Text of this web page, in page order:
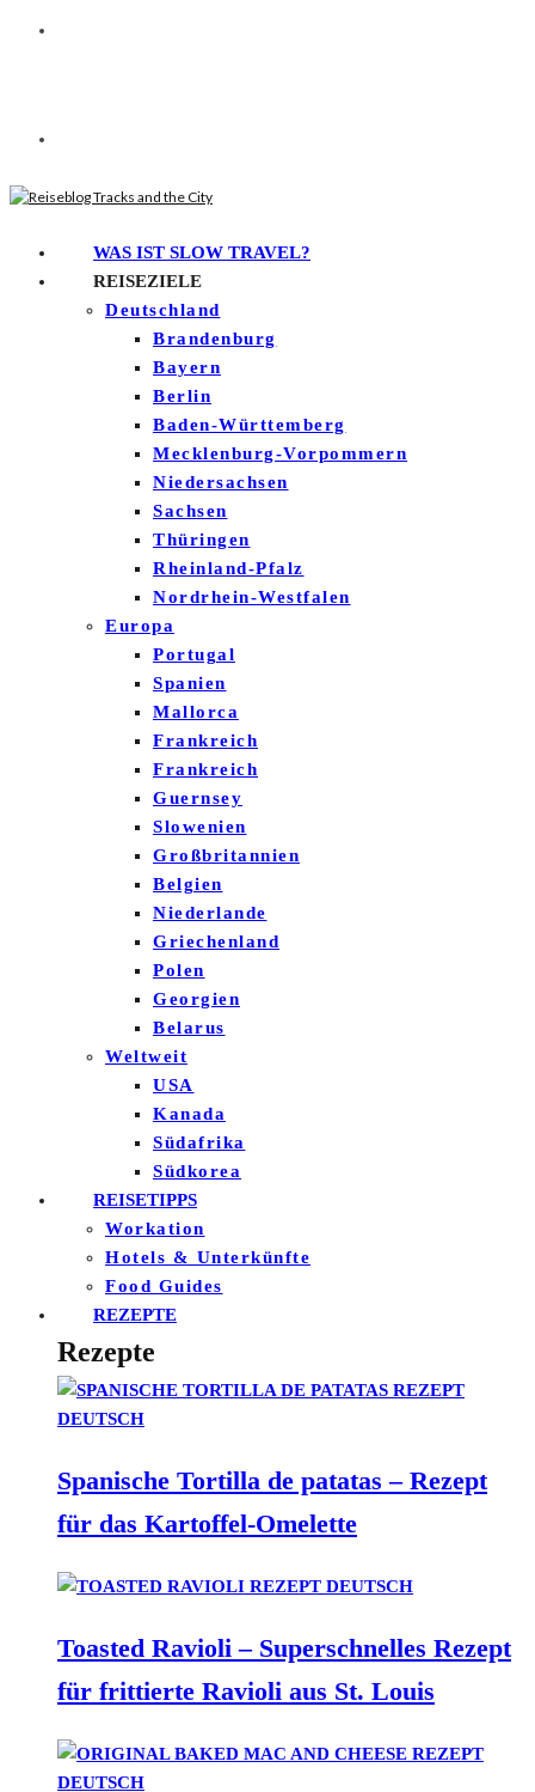
WAS IST SLOW TRAVEL?
REISEZIELE
Deutschland
Brandenburg
Bayern
Berlin
Baden-Württemberg
Mecklenburg-Vorpommern
Niedersachsen
Sachsen
Thüringen
Rheinland-Pfalz
Nordrhein-Westfalen
Europa
Portugal
Spanien
Mallorca
Frankreich
Frankreich
Guernsey
Slowenien
Großbritannien
Belgien
Niederlande
Griechenland
Polen
Georgien
Belarus
Weltweit
USA
Kanada
Südafrika
Südkorea
REISETIPPS
Workation
Hotels & Unterkünfte
Food Guides
REZEPTE
Rezepte
Spanische Tortilla de patatas – Rezept
für das Kartoffel-Omelette
Toasted Ravioli – Superschnelles Rezept
für frittierte Ravioli aus St. Louis